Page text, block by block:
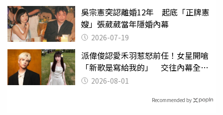
吳宗憲突認離婚12年 起底「正牌憲
嫂」張葳葳當年隱婚內幕
2026-07-19
派偉俊認愛禾羽惹怒前任！女星開嗆
「新歌是寫給我的」 交往內幕全說
了 2026-08-01
Recommended by